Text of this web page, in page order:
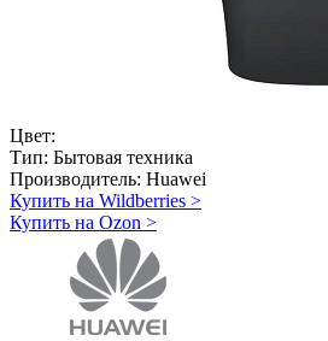
Цвет:
Тип: Бытовая техника
Производитель: Huawei
Купить на Wildberries >
Купить на Ozon >